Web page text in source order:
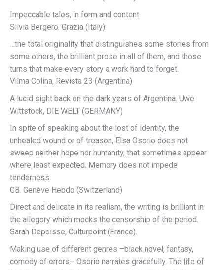
Impeccable tales, in form and content.
Silvia Bergero. Grazia (Italy).
…the total originality that distinguishes some stories from
some others, the brilliant prose in all of them, and those
turns that make every story a work hard to forget.
Vilma Colina, Revista 23 (Argentina)
A lucid sight back on the dark years of Argentina. Uwe
Wittstock, DIE WELT (GERMANY)
In spite of speaking about the lost of identity, the
unhealed wound or of treason, Elsa Osorio does not
sweep neither hope nor humanity, that sometimes appear
where least expected. Memory does not impede
tenderness.
GB. Genève Hebdo (Switzerland)
Direct and delicate in its realism, the writing is brilliant in
the allegory which mocks the censorship of the period.
Sarah Depoisse, Culturpoint (France).
Making use of different genres –black novel, fantasy,
comedy of errors– Osorio narrates gracefully. The life of